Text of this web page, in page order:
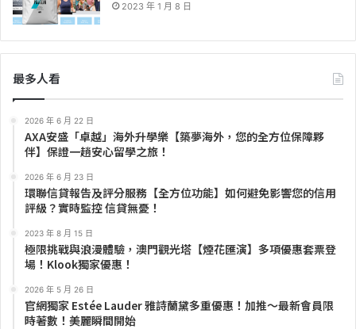
2023 年 1 月 8 日
最多人看
2026 年 6 月 22 日
AXA安盛「卓越」海外升學樂【築夢海外，您的全方位保障夥
伴】保證一趟安心留學之旅！
2026 年 6 月 23 日
環聯信貸報告及評分服務【全方位功能】如何避免影響您的信用
評級？實時監控 信貸無憂！
2023 年 8 月 15 日
極限挑戰與浪漫體驗，澳門觀光塔【煙花匯演】多項優惠套票登
場！Klook獨家優惠！
2026 年 5 月 26 日
官網獨家 Estée Lauder 雅詩蘭黛多重優惠！加推～最新會員限
時著數！美麗瞬間開始